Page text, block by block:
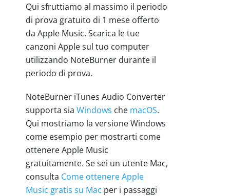
Qui sfruttiamo al massimo il periodo
di prova gratuito di 1 mese offerto
da Apple Music. Scarica le tue
canzoni Apple sul tuo computer
utilizzando NoteBurner durante il
periodo di prova.
NoteBurner iTunes Audio Converter
supporta sia Windows che macOS.
Qui mostriamo la versione Windows
come esempio per mostrarti come
ottenere Apple Music
gratuitamente. Se sei un utente Mac,
consulta Come ottenere Apple
Music gratis su Mac per i passaggi